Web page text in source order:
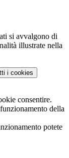
si avvalgono di
illustrate nella
i cookies
consentire.
della
potete